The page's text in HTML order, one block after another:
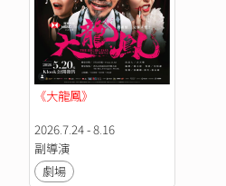
《大龍鳳》
2026.7.24 - 8.16
副導演
劇場